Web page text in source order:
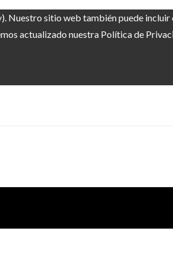
Nuestro sitio web también puede
actualizado nuestra Política de